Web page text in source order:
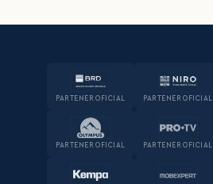
PARTENER OFICIAL PARTENER OFICIAL
PARTENER OFICIAL PARTENER OFICIAL